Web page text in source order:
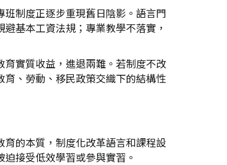
制度正逐步重現舊日陰影。語言門
基本工資法規；專業教學不落實，
實質收益，進退兩難。若制度不改
、勞動、移民政策交織下的結構性
的本質，制度化改革語言和課程設
接受低效學習或參與實習。